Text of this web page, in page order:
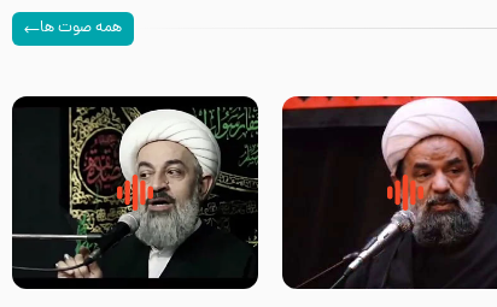
همه صوت ها
جوانی که امام حسین علیه
خودش جوابش را دادند
زیارتی که اسباب رزق زیاد و عمر
طولانی است حجت السلام حسین